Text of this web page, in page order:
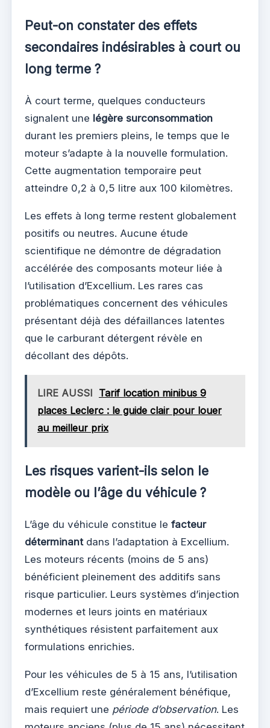
Peut-on constater des effets
secondaires indésirables à court ou
long terme ?
À court terme, quelques conducteurs
signalent une légère surconsommation
durant les premiers pleins, le temps que le
moteur s’adapte à la nouvelle formulation.
Cette augmentation temporaire peut
atteindre 0,2 à 0,5 litre aux 100 kilomètres.
Les effets à long terme restent globalement
positifs ou neutres. Aucune étude
scientifique ne démontre de dégradation
accélérée des composants moteur liée à
l’utilisation d’Excellium. Les rares cas
problématiques concernent des véhicules
présentant déjà des défaillances latentes
que le carburant détergent révèle en
décollant des dépôts.
LIRE AUSSI Tarif location minibus 9
places Leclerc : le guide clair pour louer
au meilleur prix
Les risques varient-ils selon le
modèle ou l’âge du véhicule ?
L’âge du véhicule constitue le facteur
déterminant dans l’adaptation à Excellium.
Les moteurs récents (moins de 5 ans)
bénéficient pleinement des additifs sans
risque particulier. Leurs systèmes d’injection
modernes et leurs joints en matériaux
synthétiques résistent parfaitement aux
formulations enrichies.
Pour les véhicules de 5 à 15 ans, l’utilisation
d’Excellium reste généralement bénéfique,
mais requiert une période d’observation. Les